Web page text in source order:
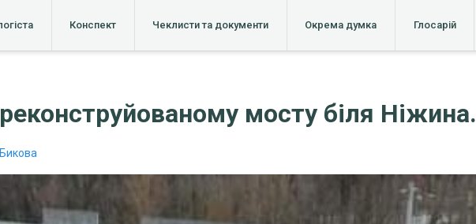
Конспект Чеклисти та документи Окрема думка Глосарій
мосту біля Ніжина.